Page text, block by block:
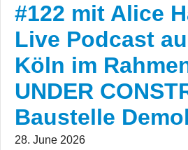
#122 mit Alice
Live Podcast
Köln im
UNDER
Baustelle
28. June 2026
#122 mit Alice
Hasters - Live
Podcast aus dem
NS Köln im
Rahmen von
UNDER